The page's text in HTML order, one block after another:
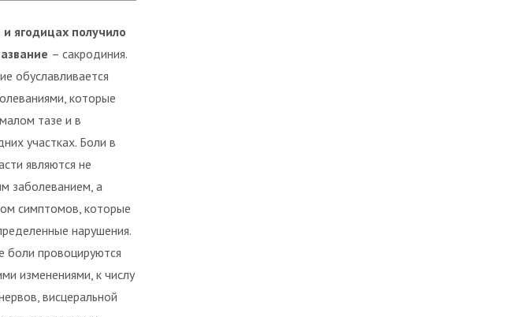
ягодицах получило
– сакродиния.
обуславливается
которые
тазе и в
участках. Боли в
являются не
заболеванием, а
симптомов, которые
нарушения.
боли провоцируются
изменениями, к числу
висцеральной